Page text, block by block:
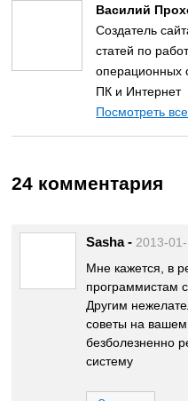
Василий
Создатель
статей по
операционных
ПК и Интернет
Посмотреть
24 комментария
Sasha - 2013-
Мне кажется, в
программистам
Другим
советы на вашем
безболезненно
систему